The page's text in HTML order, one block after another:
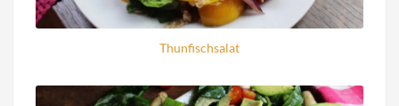
Thunfischsalat